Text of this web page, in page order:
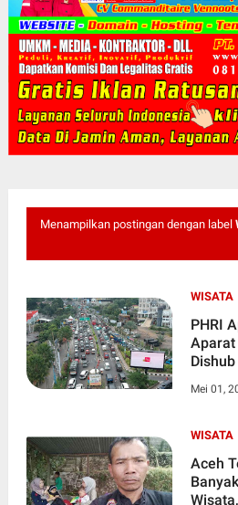
Menampilkan postingan dengan label
WISATA
PHRI
Aparat
Mei 01,
WISATA
Aceh